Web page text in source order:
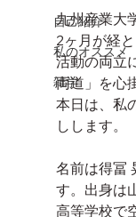
自己紹介
私のオススメ
雑学
九州産業大
2ヶ月が経
活動の両立
両道」を心
本日は、私
しします。
名前は得冨
す。出身は
高等学校で